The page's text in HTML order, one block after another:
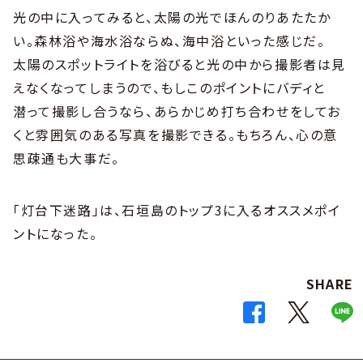
光の中に入ってみると、太陽の光でほんのりあたたか
い。森林浴や海水浴ならぬ、海中浴といった感じだ。
太陽のスポットライトを浴びると光の中から撮影者は見
えなくなってしまうので、もしこのポイントにバディと
潜って撮影し合うなら、あらかじめ打ち合わせをしてお
くと雰囲気のある写真を撮影できる。もちろん、心の意
思疎通も大事だ。
「灯台下迷路」は、石垣島のトップ3に入るオススメポイ
ントになった。
SHARE